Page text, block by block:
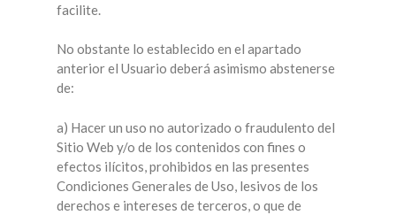
facilite.
No obstante lo establecido en el apartado
anterior el Usuario deberá asimismo abstenerse
de:
a) Hacer un uso no autorizado o fraudulento del
Sitio Web y/o de los contenidos con fines o
efectos ilícitos, prohibidos en las presentes
Condiciones Generales de Uso, lesivos de los
derechos e intereses de terceros, o que de